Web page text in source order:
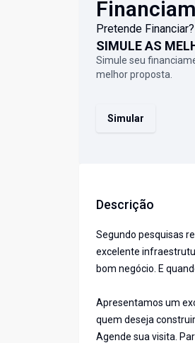
Pretende Financiar?
SIMULE AS
Simule seu
melhor proposta.
Simular
Descrição
Segundo pesquisas
excelente
bom negócio. E
Apresentamos um
quem deseja
Agende sua visita.